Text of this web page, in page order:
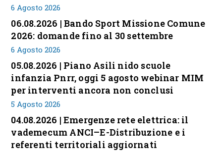
6 Agosto 2026
06.08.2026 | Bando Sport Missione Comune
2026: domande fino al 30 settembre
6 Agosto 2026
05.08.2026 | Piano Asili nido scuole
infanzia Pnrr, oggi 5 agosto webinar MIM
per interventi ancora non conclusi
5 Agosto 2026
04.08.2026 | Emergenze rete elettrica: il
vademecum ANCI–E-Distribuzione e i
referenti territoriali aggiornati